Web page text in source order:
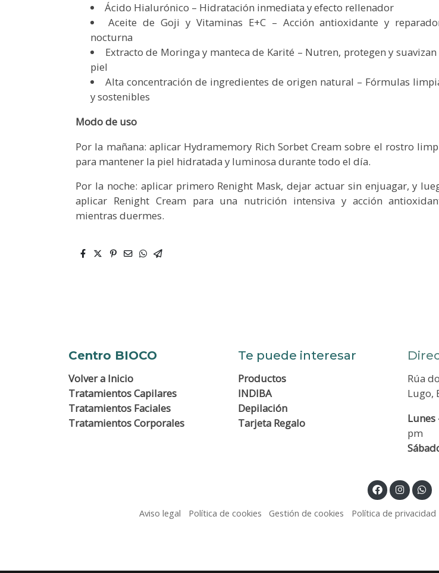
Ácido Hialurónico – Hidratación inmediata y efecto rellenador
Aceite de Goji y Vitaminas E+C – Acción antioxidante y
nocturna
Extracto de Moringa y manteca de Karité – Nutren, protegen y suavizan
piel
Alta concentración de ingredientes de origen natural – Fórmulas
y sostenibles
Modo de uso
Por la mañana: aplicar Hydramemory Rich Sorbet Cream sobre el rostro
para mantener la piel hidratada y luminosa durante todo el día.
Por la noche: aplicar primero Renight Mask, dejar actuar sin enjuagar, y
aplicar Renight Cream para una nutrición intensiva y acción
mientras duermes.
Centro BIOCO
Volver aInicio
Tratamientos Capilares
Tratamientos Faciales
Tratamientos Corporales
Te puede interesar
Productos
INDIBA
Depilación
Tarjeta Regalo
Rúa
Lugo,
Lunes
pm
Aviso legal Política de cookies Gestión de cookies Política de privacidad